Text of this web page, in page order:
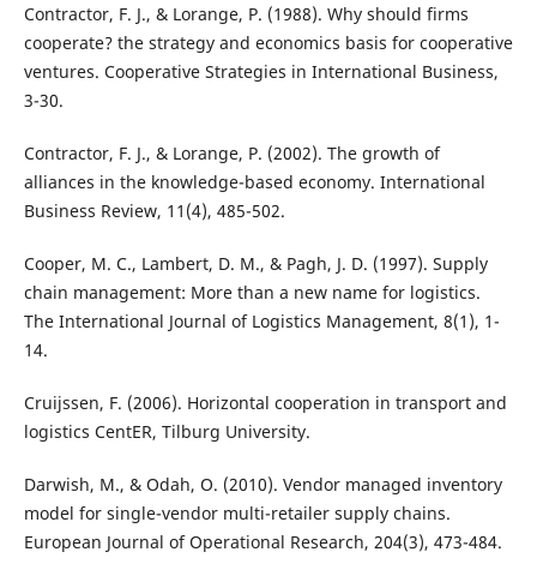
Contractor, F. J., & Lorange, P. (1988). Why should firms
cooperate? the strategy and economics basis for cooperative
ventures. Cooperative Strategies in International Business,
3-30.
Contractor, F. J., & Lorange, P. (2002). The growth of
alliances in the knowledge-based economy. International
Business Review, 11(4), 485-502.
Cooper, M. C., Lambert, D. M., & Pagh, J. D. (1997). Supply
chain management: More than a new name for logistics.
The International Journal of Logistics Management, 8(1), 1-
14.
Cruijssen, F. (2006). Horizontal cooperation in transport and
logistics CentER, Tilburg University.
Darwish, M., & Odah, O. (2010). Vendor managed inventory
model for single-vendor multi-retailer supply chains.
European Journal of Operational Research, 204(3), 473-484.